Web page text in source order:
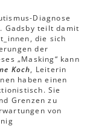
Diagnose
Gadsby teilt damit
die sich
der
„Masking“ kann
Koch, Leiterin
haben einen
Sie
Grenzen zu
von